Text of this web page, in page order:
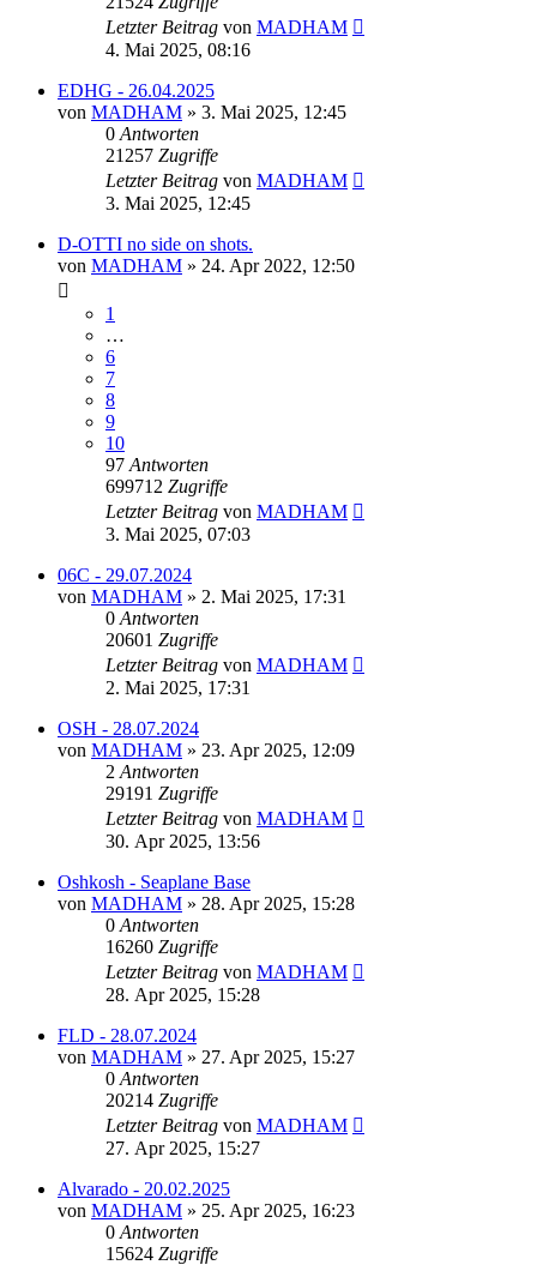
Letzter Beitrag von MADHAM
4. Mai 2025, 08:16
EDHG - 26.04.2025
von MADHAM » 3. Mai 2025, 12:45
0 Antworten
21257 Zugriffe
Letzter Beitrag von MADHAM
3. Mai 2025, 12:45
D-OTTI no side on shots.
von MADHAM » 24. Apr 2022, 12:50
1
…
6
7
8
9
10
97 Antworten
699712 Zugriffe
Letzter Beitrag von MADHAM
3. Mai 2025, 07:03
06C - 29.07.2024
von MADHAM » 2. Mai 2025, 17:31
0 Antworten
20601 Zugriffe
Letzter Beitrag von MADHAM
2. Mai 2025, 17:31
OSH - 28.07.2024
von MADHAM » 23. Apr 2025, 12:09
2 Antworten
29191 Zugriffe
Letzter Beitrag von MADHAM
30. Apr 2025, 13:56
Oshkosh - Seaplane Base
von MADHAM » 28. Apr 2025, 15:28
0 Antworten
16260 Zugriffe
Letzter Beitrag von MADHAM
28. Apr 2025, 15:28
FLD - 28.07.2024
von MADHAM » 27. Apr 2025, 15:27
0 Antworten
20214 Zugriffe
Letzter Beitrag von MADHAM
27. Apr 2025, 15:27
Alvarado - 20.02.2025
von MADHAM » 25. Apr 2025, 16:23
0 Antworten
15624 Zugriffe